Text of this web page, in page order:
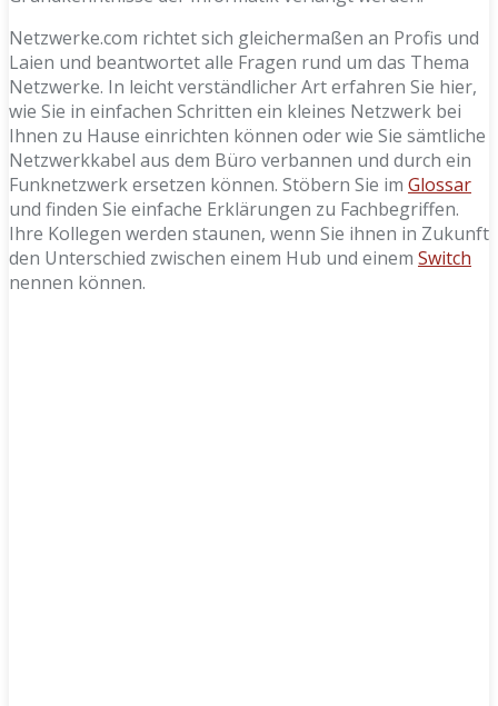
Netzwerke.com richtet sich gleichermaßen an Profis und
Laien und beantwortet alle Fragen rund um das Thema
Netzwerke. In leicht verständlicher Art erfahren Sie hier,
wie Sie in einfachen Schritten ein kleines Netzwerk bei
Ihnen zu Hause einrichten können oder wie Sie sämtliche
Netzwerkkabel aus dem Büro verbannen und durch ein
Funknetzwerk ersetzen können. Stöbern Sie im Glossar
und finden Sie einfache Erklärungen zu Fachbegriffen.
Ihre Kollegen werden staunen, wenn Sie ihnen in Zukunft
den Unterschied zwischen einem Hub und einem Switch
nennen können.